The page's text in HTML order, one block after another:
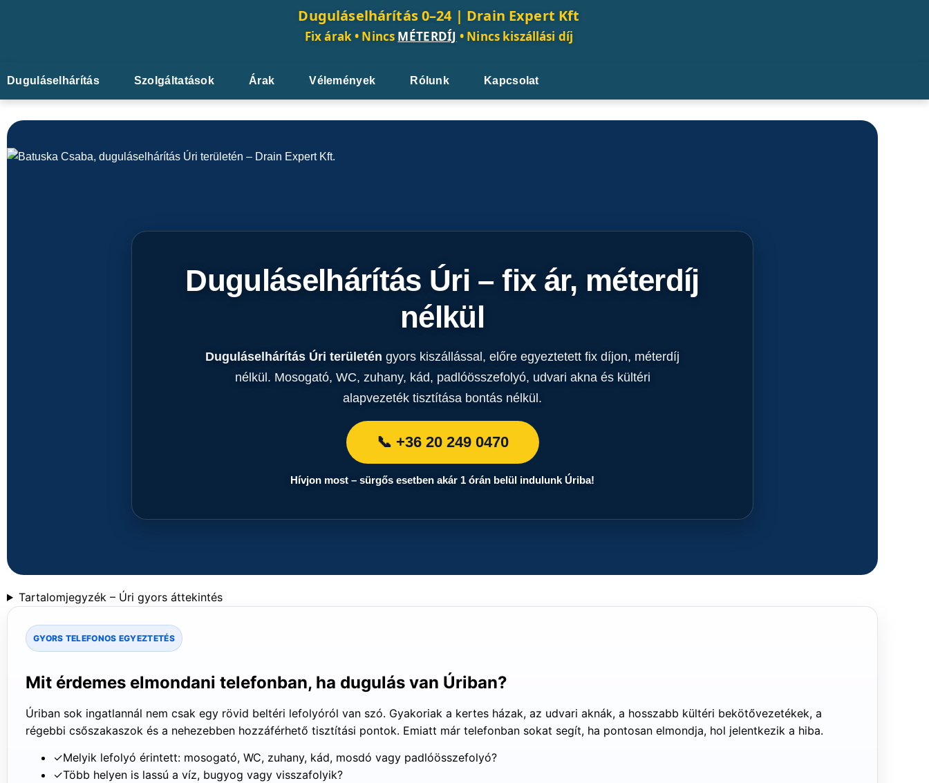
Duguláselhárítás 0–24 | Drain Expert Kft
Fix árak • Nincs MÉTERDÍJ • Nincs kiszállási díj
Duguláselhárítás Szolgáltatások Árak Vélemények Rólunk Kapcsolat
Duguláselhárítás Úri – fix ár, méterdíj
nélkül
Duguláselhárítás Úri területén gyors kiszállással, előre egyeztetett fix díjon, méterdíj
nélkül. Mosogató, WC, zuhany, kád, padlóösszefolyó, udvari akna és kültéri
alapvezeték tisztítása bontás nélkül.
📞 +36 20 249 0470
Hívjon most – sürgős esetben akár 1 órán belül indulunk Úriba!
Tartalomjegyzék – Úri gyors áttekintés
GYORS TELEFONOS EGYEZTETÉS
Mit érdemes elmondani telefonban, ha dugulás van Úriban?
Úriban sok ingatlannál nem csak egy rövid beltéri lefolyóról van szó. Gyakoriak a kertes házak, az udvari aknák, a hosszabb kültéri bekötővezetékek, a
régebbi csőszakaszok és a nehezebben hozzáférhető tisztítási pontok. Emiatt már telefonban sokat segít, ha pontosan elmondja, hol jelentkezik a hiba.
✓Melyik lefolyó érintett: mosogató, WC, zuhany, kád, mosdó vagy padlóösszefolyó?
✓Több helyen is lassú a víz, bugyog vagy visszafolyik?